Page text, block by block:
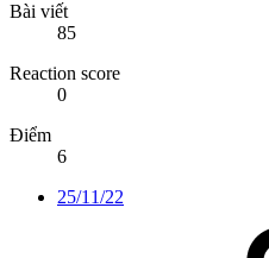
Bài viết
85
Reaction score
0
Điểm
6
25/11/22